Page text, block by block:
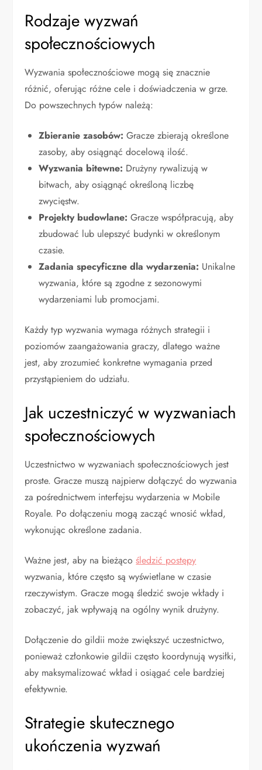
Rodzaje wyzwań
społecznościowych
Wyzwania społecznościowe mogą się znacznie
różnić, oferując różne cele i doświadczenia w grze.
Do powszechnych typów należą:
Zbieranie zasobów: Gracze zbierają określone
zasoby, aby osiągnąć docelową ilość.
Wyzwania bitewne: Drużyny rywalizują w
bitwach, aby osiągnąć określoną liczbę
zwycięstw.
Projekty budowlane: Gracze współpracują, aby
zbudować lub ulepszyć budynki w określonym
czasie.
Zadania specyficzne dla wydarzenia: Unikalne
wyzwania, które są zgodne z sezonowymi
wydarzeniami lub promocjami.
Każdy typ wyzwania wymaga różnych strategii i
poziomów zaangażowania graczy, dlatego ważne
jest, aby zrozumieć konkretne wymagania przed
przystąpieniem do udziału.
Jak uczestniczyć w wyzwaniach
społecznościowych
Uczestnictwo w wyzwaniach społecznościowych jest
proste. Gracze muszą najpierw dołączyć do wyzwania
za pośrednictwem interfejsu wydarzenia w Mobile
Royale. Po dołączeniu mogą zacząć wnosić wkład,
wykonując określone zadania.
Ważne jest, aby na bieżącośledzić postępy
wyzwania, które często są wyświetlane w czasie
rzeczywistym. Gracze mogą śledzić swoje wkłady i
zobaczyć, jak wpływają na ogólny wynik drużyny.
Dołączenie do gildii może zwiększyć uczestnictwo,
ponieważ członkowie gildii często koordynują wysiłki,
aby maksymalizować wkład i osiągać cele bardziej
efektywnie.
Strategie skutecznego
ukończenia wyzwań